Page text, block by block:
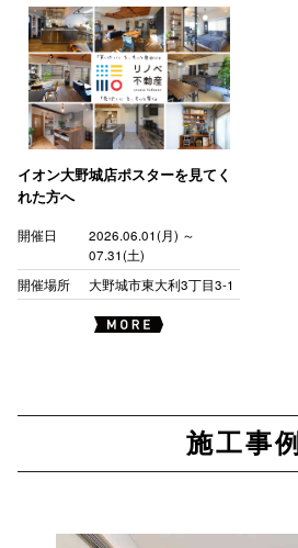
イオン大野城店ポスターを見てく
れた方へ
開催日
2026.06.01(月) ～
07.31(土)
開催場所
大野城市東大利3丁目3-1
施工事例